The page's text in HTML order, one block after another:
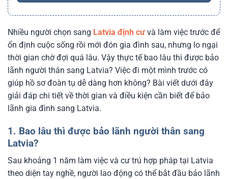
Nhiều người chọn sang Latvia định cưvà làm việc trước để
ổn định cuộc sống rồi mới đón gia đình sau, nhưng lo ngại
thời gian chờ đợi quá lâu. Vậy thực tế bao lâu thì được bảo
lãnh người thân sang Latvia? Việc đi một mình trước có
giúp hồ sơ đoàn tụ dễ dàng hơn không? Bài viết dưới đây
giải đáp chi tiết về thời gian và điều kiện cần biết để bảo
lãnh gia đình sang Latvia.
1. Bao lâu thì được bảo lãnh người thân sang
Latvia?
Sau khoảng 1 năm làm việc và cư trú hợp pháp tại Latvia
theo diện tay nghề, người lao động có thể bắt đầu bảo lãnh